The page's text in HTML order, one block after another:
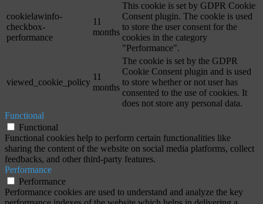
cookielawinfo-
checkbox-
performance
11
months
This cookie is set by GDPR Cookie
Consent plugin. The cookie is used
to store the user consent for the
cookies in the category
"Performance".
viewed_cookie_policy
11
months
The cookie is set by the GDPR
Cookie Consent plugin and is used
to store whether or not user has
consented to the use of cookies. It
does not store any personal data.
Functional
Functional
Functional cookies help to perform certain functionalities like
sharing the content of the website on social media platforms, collect
feedbacks, and other third-party features.
Performance
Performance
Performance cookies are used to understand and analyze the key